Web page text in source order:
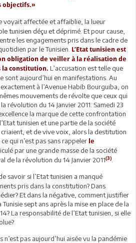
objectifs.»
voyait affectée et affaiblie, la lueur
tunisien déçu et déprimé. Et pour cause,
les engagements pris dans le cadre de
par le Tunisien. L’Etat tunisien est
obligation de veiller à la réalisation de
la constitution. L’accusation est telle que
sont aujourd’hui en manifestations. Au
à l’Avenue Habib Bourguiba, on
mouvements de révolte que ceux qui
révolution du 14 Janvier 2011. Samedi 23
la marque de cette confrontation
tunisien et une partie de la société
et de vive voix, alors la destitution
qui n’est pas sans rappeler le
par une grande masse de la société
de la révolution du 14 Janvier 2011(3)
savoir si l’Etat tunisien a manqué
pris dans la constitution? Dans
Et dans la négative, comment justifier
sept ans après la mise en place de la
La responsabilité de l’Etat tunisien, si elle
n’est pas aujourd’hui aisée vu la pandémie